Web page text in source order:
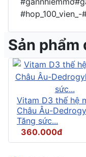
Sản phẩm
Vitam D3 thế hệ
Châu Âu-
Tăng sức...
360.000đ